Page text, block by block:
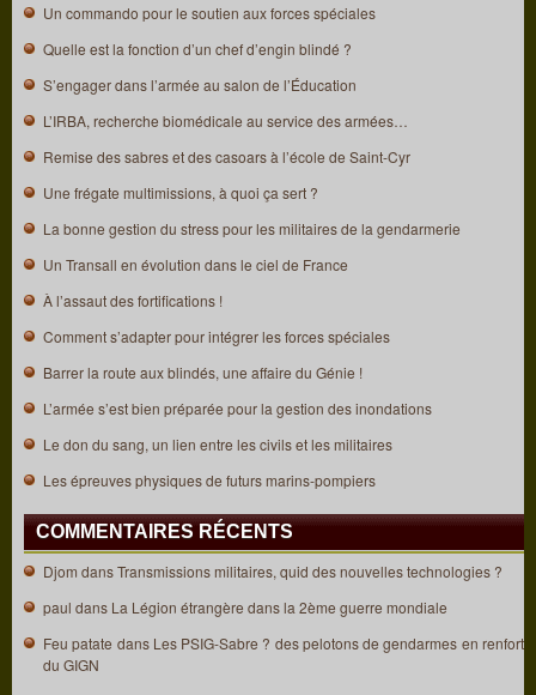
Un commando pour le soutien aux forces spéciales
Quelle est la fonction d’un chef d’engin blindé ?
S’engager dans l’armée au salon de l’Éducation
L’IRBA, recherche biomédicale au service des armées…
Remise des sabres et des casoars à l’école de Saint-Cyr
Une frégate multimissions, à quoi ça sert ?
La bonne gestion du stress pour les militaires de la gendarmerie
Un Transall en évolution dans le ciel de France
À l’assaut des fortifications !
Comment s’adapter pour intégrer les forces spéciales
Barrer la route aux blindés, une affaire du Génie !
L’armée s’est bien préparée pour la gestion des inondations
Le don du sang, un lien entre les civils et les militaires
Les épreuves physiques de futurs marins-pompiers
COMMENTAIRES RÉCENTS
Djom dansTransmissions militaires, quid des nouvelles technologies ?
paul dans La Légion étrangère dans la 2ème guerre mondiale
Feu patate dans Les PSIG-Sabre ? des pelotons de gendarmes en renfort
du GIGN